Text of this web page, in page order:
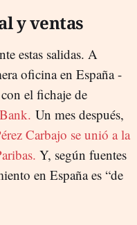
y ventas
estas salidas. A
oficina en España -
con el fichaje de
Un mes después,
Carbajo se unió a la
Y, según fuentes
en España es “de